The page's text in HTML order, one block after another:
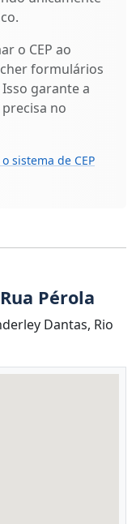
o CEP ao
formulários
garante a
no
sistema de CEP
Pérola
Dantas, Rio